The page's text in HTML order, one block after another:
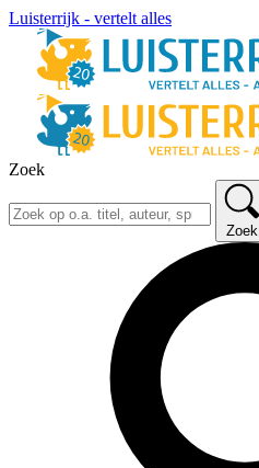
Luisterrijk - vertelt alles
Zoek
Zoek